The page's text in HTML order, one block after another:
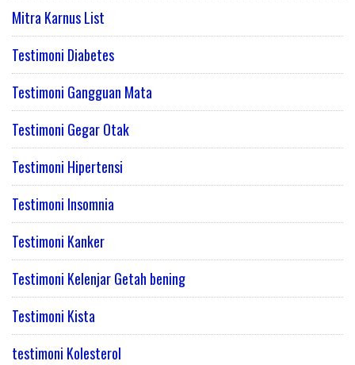
Mitra Karnus List
Testimoni Diabetes
Testimoni Gangguan Mata
Testimoni Gegar Otak
Testimoni Hipertensi
Testimoni Insomnia
Testimoni Kanker
Testimoni Kelenjar Getah bening
Testimoni Kista
testimoni Kolesterol